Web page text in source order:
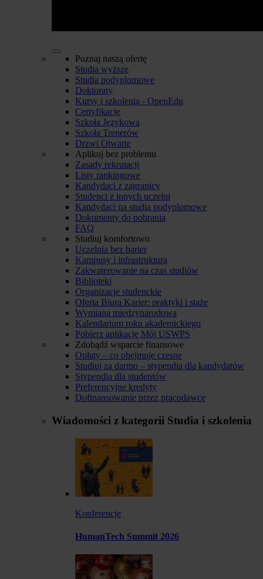
Poznaj naszą ofertę
Studia wyższe
Studia podyplomowe
Doktoraty
Kursy i szkolenia - OpenEdu
Certyfikacje
Szkoła Językowa
Szkoła Trenerów
Drzwi Otwarte
Aplikuj bez problemu
Zasady rekrutacji
Listy rankingowe
Kandydaci z zagranicy
Studenci z innych uczelni
Kandydaci na studia podyplomowe
Dokumenty do pobrania
FAQ
Studiuj komfortowo
Uczelnia bez barier
Kampusy i infrastruktura
Zakwaterowanie na czas studiów
Biblioteki
Organizacje studenckie
Oferta Biura Karier: praktyki i staże
Wymiana międzynarodowa
Kalendarium roku akademickiego
Pobierz aplikację Mój USWPS
Zdobądź wsparcie finansowe
Opłaty – co obejmuje czesne
Studiuj za darmo – stypendia dla kandydatów
Stypendia dla studentów
Preferencyjne kredyty
Dofinansowanie przez pracodawcę
Wiadomości z kategorii Studia i szkolenia
Konferencje
HumanTech Summit 2026